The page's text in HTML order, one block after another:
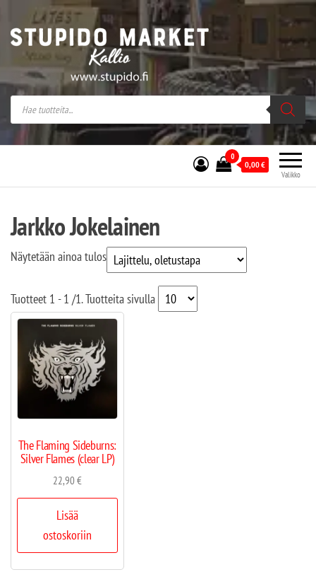
Stupido Market – verkossa ja kivijalassa
Stupido Market on vaihtoehtomusaan
erikoistunut verkko- sekä
kivijalkakauppa Helsingissä Kallion
sydämessä.
Valikko
0
0,00€
Jarkko Jokelainen
Näytetään ainoa tulos
Tuotteet 1 - 1 /1. Tuotteita sivulla
The Flaming Sideburns:
Silver Flames (clear LP)
22,90€
Lisää
ostoskoriin